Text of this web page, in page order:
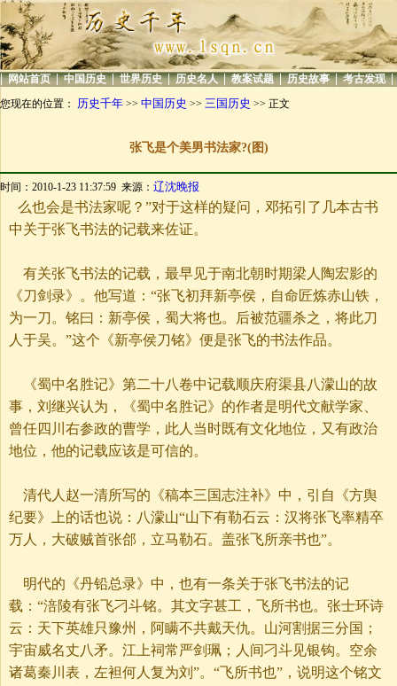
| 网站首页 | 中国历史 | 世界历史 | 历史名人 | 教案试题 | 历史故事 | 考古发现 |
您现在的位置： 历史千年 >> 中国历史 >> 三国历史 >> 正文
张飞是个美男书法家?(图)
时间：2010-1-23 11:37:59 来源： 辽沈晚报
么也会是书法家呢？”对于这样的疑问，邓拓引了几本古书
中关于张飞书法的记载来佐证。
有关张飞书法的记载，最早见于南北朝时期梁人陶宏影的
《刀剑录》。他写道：“张飞初拜新亭侯，自命匠炼赤山铁，
为一刀。铭曰：新亭侯，蜀大将也。后被范疆杀之，将此刀
人于吴。”这个《新亭侯刀铭》便是张飞的书法作品。
《蜀中名胜记》第二十八卷中记载顺庆府渠县八濛山的故
事，刘继兴认为，《蜀中名胜记》的作者是明代文献学家、
曾任四川右参政的曹学，此人当时既有文化地位，又有政治
地位，他的记载应该是可信的。
清代人赵一清所写的《稿本三国志注补》中，引自《方舆
纪要》上的话也说：八濛山“山下有勒石云：汉将张飞率精卒
万人，大破贼首张郃，立马勒石。盖张飞所亲书也”。
明代的《丹铅总录》中，也有一条关于张飞书法的记
载：“涪陵有张飞刁斗铭。其文字甚工，飞所书也。张士环诗
云：天下英雄只豫州，阿瞒不共戴天仇。山河割据三分国；
宇宙威名丈八矛。江上祠常严剑珮；人间刁斗见银钩。空余
诸葛秦川表，左袒何人复为刘”。“飞所书也”，说明这个铭文